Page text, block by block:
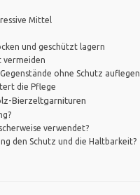
Mittel
und geschützt lagern
vermeiden
ohne Schutz auflegen
die Pflege
Bierzeltgarnituren
verwendet?
den Schutz und die Haltbarkeit?